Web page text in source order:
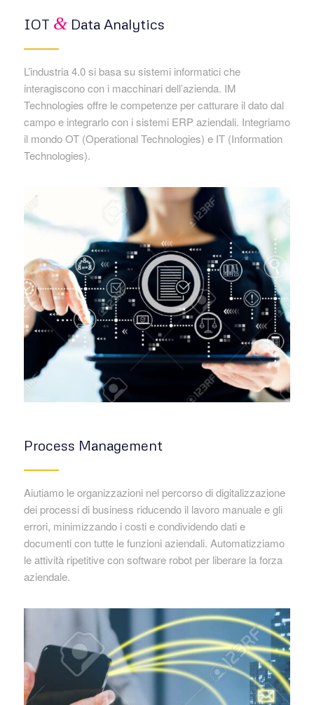
IOT &Data Analytics
L’industria 4.0 si basa su sistemi informatici che
interagiscono con i macchinari dell’azienda. IM
Technologies offre le competenze per catturare il dato dal
campo e integrarlo con i sistemi ERP aziendali. Integriamo
il mondo OT (Operational Technologies) e IT (Information
Technologies).
Process Management
Aiutiamo le organizzazioni nel percorso di digitalizzazione
dei processi di business riducendo il lavoro manuale e gli
errori, minimizzando i costi e condividendo dati e
documenti con tutte le funzioni aziendali. Automatizziamo
le attività ripetitive con software robot per liberare la forza
aziendale.